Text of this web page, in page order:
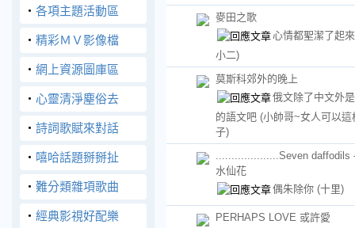
‧ 各項主題活動區
‧ 精彩ＭＶ影像檔
‧ 網上資源圖庫區
‧ 心靈清淨塵俗去
‧ 詩詞歌賦來對話
‧ 嘻哈話題掰掰扯
‧ 難分類雜項歌曲
‧ 經典影視好配樂
麥田之歌
心情都聖潔了起
小二)
莫斯科郊外的晚上
俄文除了中文外
的語文吧 (小帥哥~女人可以這
子)
....................Seven daffodils
水仙花
偶朱除你 (十里)
PERHAPS LOVE 或許愛